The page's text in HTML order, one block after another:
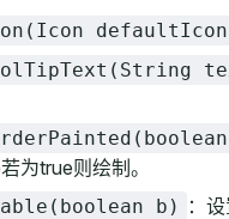
为true则绘制。
b) ：